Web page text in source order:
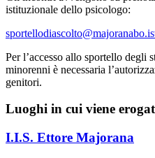
istituzionale dello psicologo:
Per l’accesso allo sportello degli
minorenni è necessaria
genitori.
Luoghi in cui viene
I.I.S. Ettore Majorana